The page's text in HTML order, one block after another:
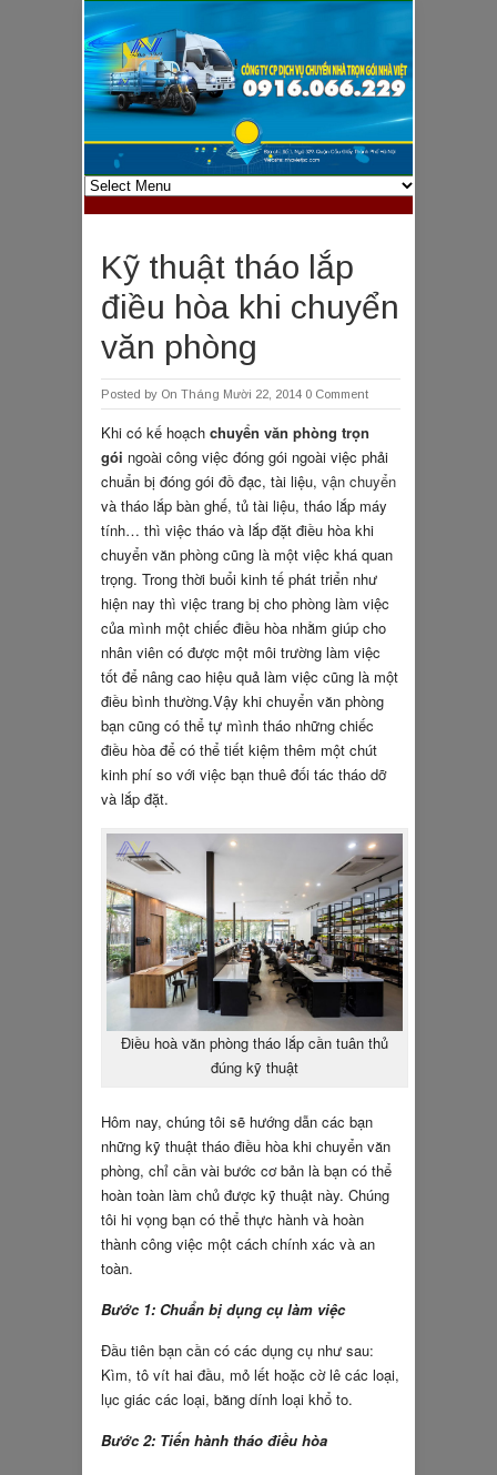
Kỹ thuật tháo lắp
điều hòa khi chuyển
văn phòng
Posted by On Tháng Mười 22, 2014 0 Comment
Khi có kế hoạch chuyển văn phòng trọn
gói ngoài công việc đóng gói ngoài việc phải
chuẩn bị đóng gói đồ đạc, tài liệu, vận chuyển
và tháo lắp bàn ghế, tủ tài liệu, tháo lắp máy
tính… thì việc tháo và lắp đặt điều hòa khi
chuyển văn phòng cũng là một việc khá quan
trọng. Trong thời buổi kinh tế phát triển như
hiện nay thì việc trang bị cho phòng làm việc
của mình một chiếc điều hòa nhằm giúp cho
nhân viên có được một môi trường làm việc
tốt để nâng cao hiệu quả làm việc cũng là một
điều bình thường.Vậy khi chuyển văn phòng
bạn cũng có thể tự mình tháo những chiếc
điều hòa để có thể tiết kiệm thêm một chút
kinh phí so với việc bạn thuê đối tác tháo dỡ
và lắp đặt.
Điều hoà văn phòng tháo lắp cần tuân thủ
đúng kỹ thuật
Hôm nay, chúng tôi sẽ hướng dẫn các bạn
những kỹ thuật tháo điều hòa khi chuyển văn
phòng, chỉ cần vài bước cơ bản là bạn có thể
hoàn toàn làm chủ được kỹ thuật này. Chúng
tôi hi vọng bạn có thể thực hành và hoàn
thành công việc một cách chính xác và an
toàn.
Bước 1: Chuẩn bị dụng cụ làm việc
Đầu tiên bạn cần có các dụng cụ như sau:
Kìm, tô vít hai đầu, mỏ lết hoặc cờ lê các loại,
lục giác các loại, băng dính loại khổ to.
Bước 2: Tiến hành tháo điều hòa